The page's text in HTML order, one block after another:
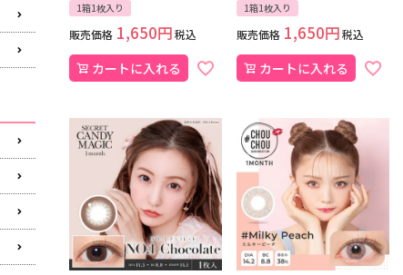
1箱1枚入り
販売価格 1,650 税込
カートに入れる
1箱1枚入り
販売価格 1,650 税込
カートに入れる